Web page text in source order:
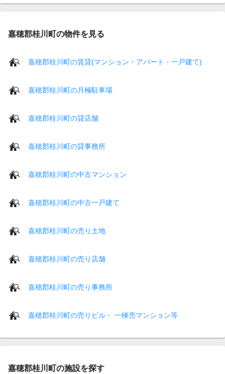
嘉穂郡桂川町の物件を見る
嘉穂郡桂川町の賃貸(マンション・アパート・一戸建て)
嘉穂郡桂川町の月極駐車場
嘉穂郡桂川町の貸店舗
嘉穂郡桂川町の貸事務所
嘉穂郡桂川町の中古マンション
嘉穂郡桂川町の中古一戸建て
嘉穂郡桂川町の売り土地
嘉穂郡桂川町の売り店舗
嘉穂郡桂川町の売り事務所
嘉穂郡桂川町の売りビル・ 一棟売マンション等
嘉穂郡桂川町の施設を探す